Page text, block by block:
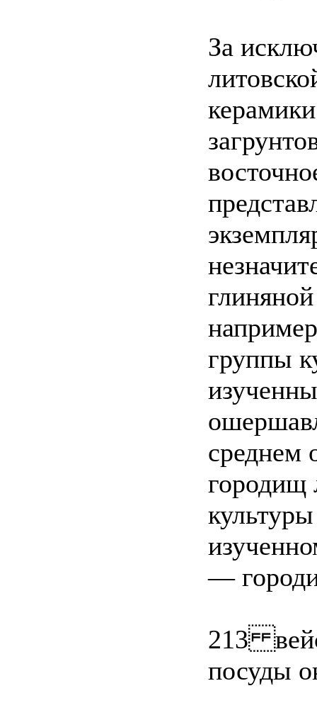
За
группы
среднем
городищ
—
213
посуды